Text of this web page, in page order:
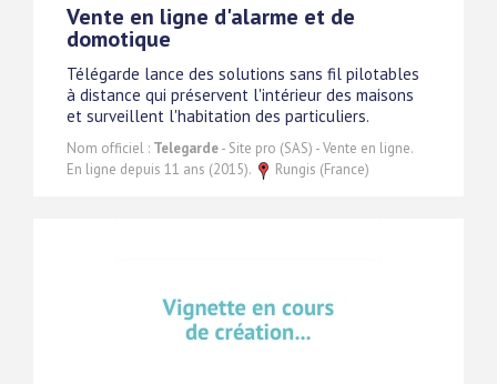
Vente en ligne d'alarme et de
domotique
Télégarde lance des solutions sans fil pilotables
à distance qui préservent l'intérieur des maisons
et surveillent l'habitation des particuliers.
Nom officiel : Telegarde- Site pro (SAS) - Vente en ligne.
En ligne depuis 11 ans (2015).
Rungis (France)